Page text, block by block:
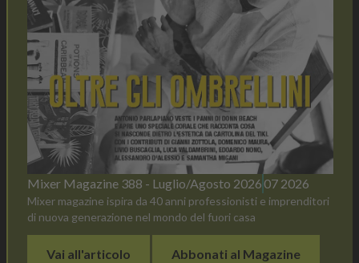
Mixer Magazine 388 - Luglio/Agosto 2026 07 2026
Mixer magazine ispira da 40 anni professionisti e imprenditori
di nuova generazione nel mondo del fuori casa
Vai all'articolo Abbonati al Magazine